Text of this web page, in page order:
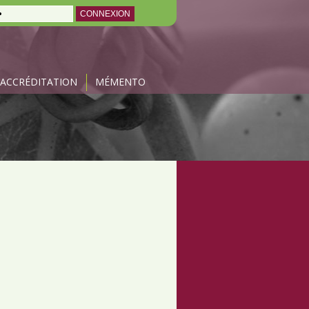
ACCRÉDITATION MÉMENTO